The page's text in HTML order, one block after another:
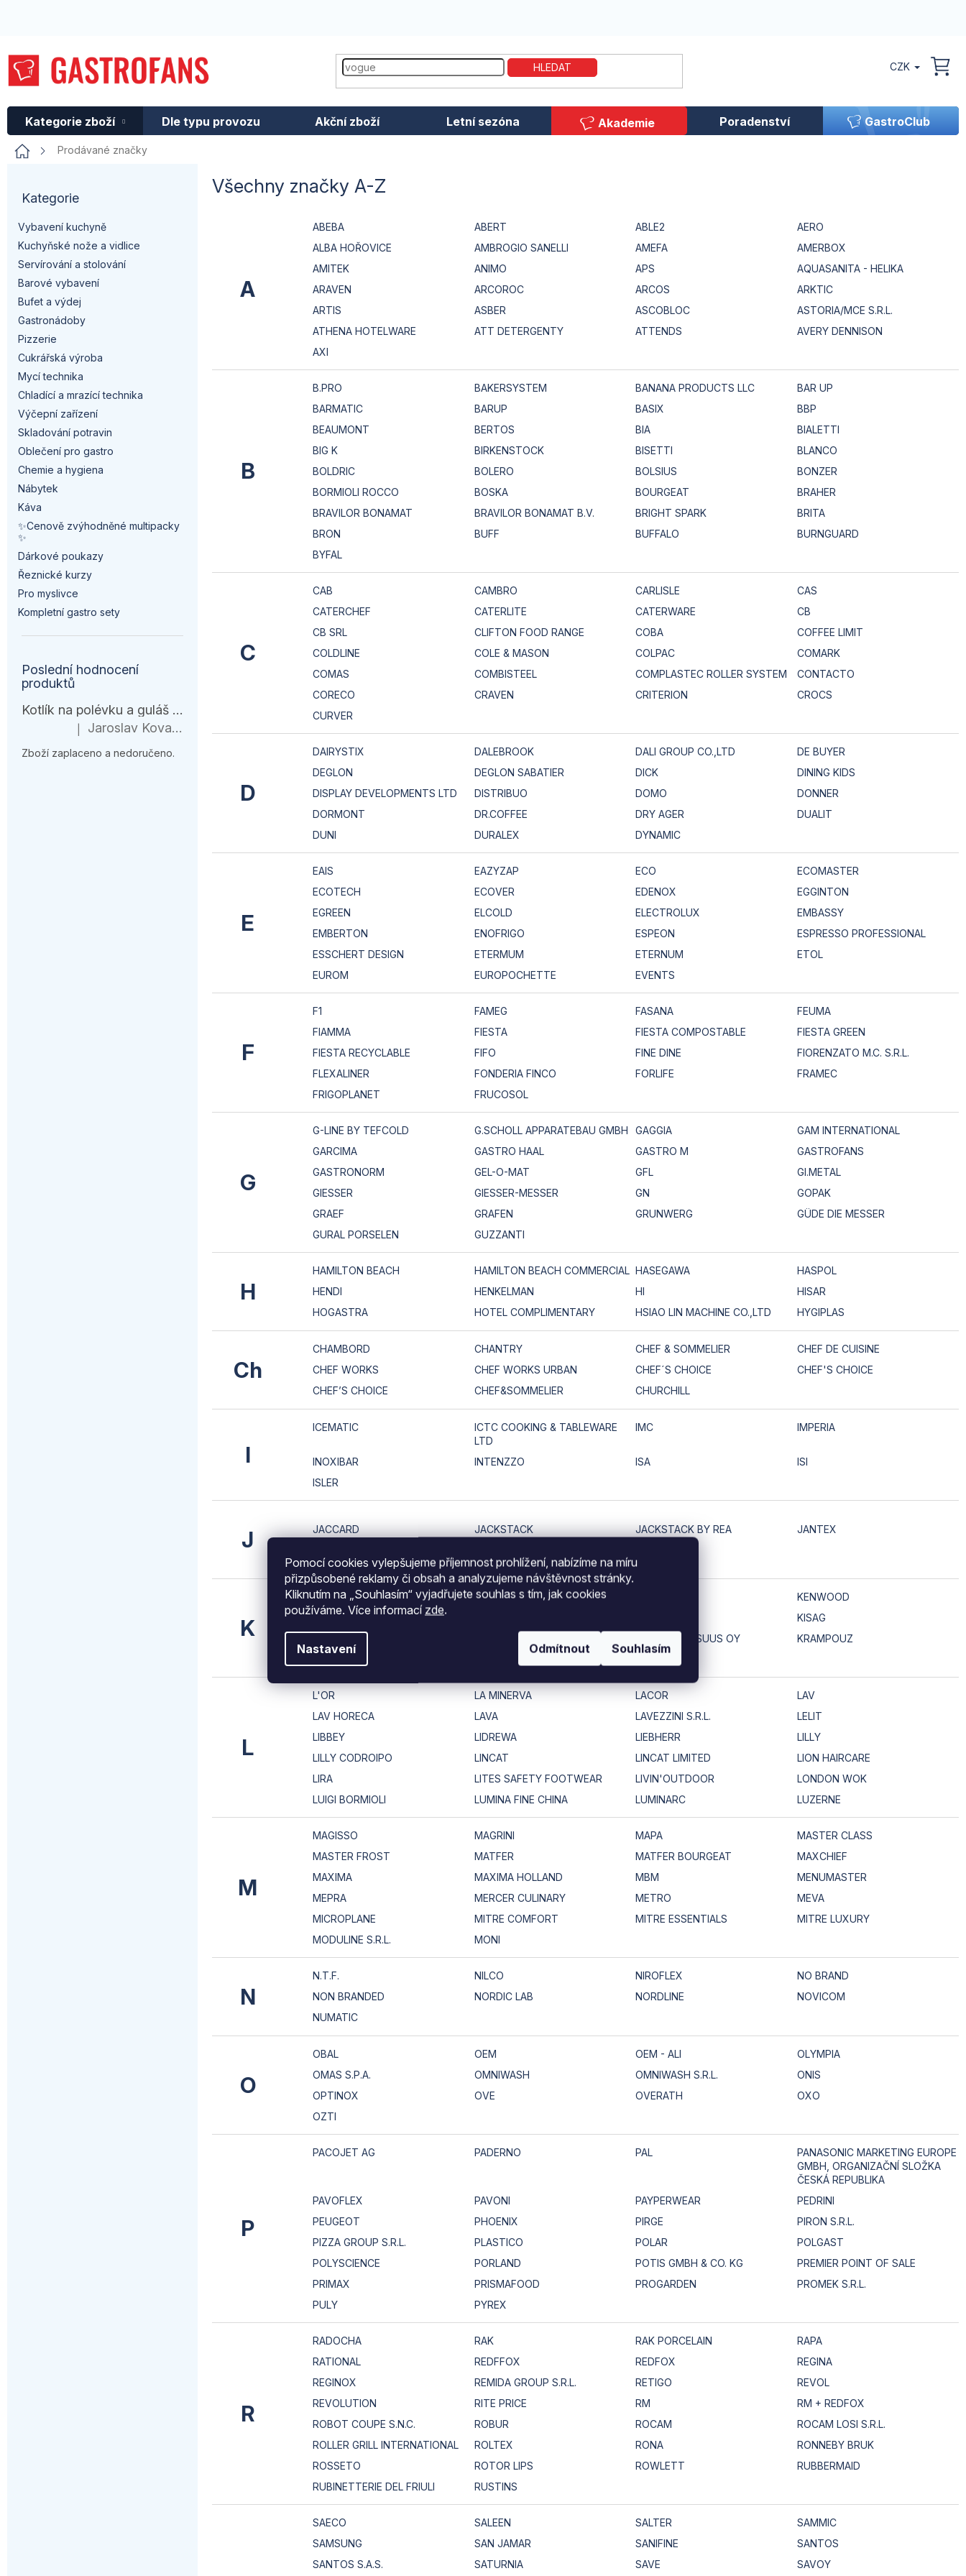
Pomocí cookies vylepšujeme příjemnost prohlížení, nabízíme na míru
přizpůsobené reklamy či obsah a analyzujeme návštěvnost stránky.
Kliknutím na „Souhlasím“ vyjadřujete souhlas s tím, jak cookies
používáme. Více informací zde.
Nastavení Odmítnout Souhlasím
HLEDAT CZK
Kategorie zboží
Dle typu provozu Akční zboží Letní sezóna Akademie Poradenství GastroClub
Domů Prodávané značky
Přeskočit
Kategorie
Vybavení kuchyně
Kuchyňské nože a vidlice
Servírování a stolování
Barové vybavení
Bufet a výdej
Gastronádoby
Pizzerie
Cukrářská výroba
Mycí technika
Chladící a mrazící technika
Výčepní zařízení
Skladování potravin
Oblečení pro gastro
Chemie a hygiena
Nábytek
Káva
✨Cenově zvýhodněné multipacky
✨
Dárkové poukazy
Řeznické kurzy
Pro myslivce
Kompletní gastro sety
Poslední hodnocení
produktů
Kotlík na polévku a guláš 10 l – černá várnice s ohřívačem
Hodnocení produktu je 1 z 5 hvězdiček.
Jaroslav Kovanda
Zboží zaplaceno a nedoručeno.
Všechny značky A-Z
A
ABEBA ABERT ABLE2
AERO
ALBA HOŘOVICE
AMBROGIO SANELLI AMEFA
AMERBOX
AMITEK
ANIMO APS
AQUASANITA - HELIKA
ARAVEN
ARCOROC ARCOS
ARKTIC
ARTIS
ASBER ASCOBLOC
ASTORIA/MCE S.R.L.
ATHENA HOTELWARE
ATT DETERGENTY ATTENDS
AVERY DENNISON
AXI
B
B.PRO BAKERSYSTEM BANANA PRODUCTS LLC
BAR UP
BARMATIC
BARUP BASIX
BBP
BEAUMONT
BERTOS BIA
BIALETTI
BIG K
BIRKENSTOCK BISETTI
BLANCO
BOLDRIC
BOLERO BOLSIUS
BONZER
BORMIOLI ROCCO
BOSKA BOURGEAT
BRAHER
BRAVILOR BONAMAT
BRAVILOR BONAMAT B.V. BRIGHT SPARK
BRITA
BRON
BUFF BUFFALO
BURNGUARD
BYFAL
C
CAB CAMBRO CARLISLE
CAS
CATERCHEF
CATERLITE CATERWARE
CB
CB SRL
CLIFTON FOOD RANGE COBA
COFFEE LIMIT
COLDLINE
COLE & MASON COLPAC
COMARK
COMAS
COMBISTEEL COMPLASTEC ROLLER SYSTEM
CONTACTO
CORECO
CRAVEN CRITERION
CROCS
CURVER
D
DAIRYSTIX DALEBROOK DALI GROUP CO.,LTD
DE BUYER
DEGLON
DEGLON SABATIER DICK
DINING KIDS
DISPLAY DEVELOPMENTS LTD
DISTRIBUO DOMO
DONNER
DORMONT
DR.COFFEE DRY AGER
DUALIT
DUNI
DURALEX DYNAMIC
E
EAIS EAZYZAP ECO
ECOMASTER
ECOTECH
ECOVER EDENOX
EGGINTON
EGREEN
ELCOLD ELECTROLUX
EMBASSY
EMBERTON
ENOFRIGO ESPEON
ESPRESSO PROFESSIONAL
ESSCHERT DESIGN
ETERMUM ETERNUM
ETOL
EUROM
EUROPOCHETTE EVENTS
F
F1 FAMEG FASANA
FEUMA
FIAMMA
FIESTA FIESTA COMPOSTABLE
FIESTA GREEN
FIESTA RECYCLABLE
FIFO FINE DINE
FIORENZATO M.C. S.R.L.
FLEXALINER
FONDERIA FINCO FORLIFE
FRAMEC
FRIGOPLANET
FRUCOSOL
G
G-LINE BY TEFCOLD G.SCHOLL APPARATEBAU GMBH GAGGIA
GAM INTERNATIONAL
GARCIMA
GASTRO HAAL GASTRO M
GASTROFANS
GASTRONORM
GEL-O-MAT GFL
GI.METAL
GIESSER
GIESSER-MESSER GN
GOPAK
GRAEF
GRAFEN GRUNWERG
GÜDE DIE MESSER
GURAL PORSELEN
GUZZANTI
H
HAMILTON BEACH HAMILTON BEACH COMMERCIAL HASEGAWA
HASPOL
HENDI
HENKELMAN HI
HISAR
HOGASTRA
HOTEL COMPLIMENTARY HSIAO LIN MACHINE CO.,LTD HYGIPLAS
Ch
CHAMBORD CHANTRY CHEF & SOMMELIER
CHEF DE CUISINE
CHEF WORKS
CHEF WORKS URBAN CHEF´S CHOICE
CHEF'S CHOICE
CHEF’S CHOICE
CHEF&SOMMELIER CHURCHILL
I
ICEMATIC
ICTC COOKING & TABLEWARE
LTD
IMC IMPERIA
INOXIBAR INTENZZO ISA
ISI
ISLER
J JACCARD JACKSTACK JACKSTACK BY REA
JANTEX
K
KASUMI KAYSER
KENWOOD
KETER
KISAG
KITCHEN CRAFT
KONETEOLLISUUS OY
KRAMPOUZ
L
L'OR LA MINERVA LACOR
LAV
LAV HORECA
LAVA LAVEZZINI S.R.L.
LELIT
LIBBEY
LIDREWA LIEBHERR
LILLY
LILLY CODROIPO
LINCAT LINCAT LIMITED
LION HAIRCARE
LIRA
LITES SAFETY FOOTWEAR LIVIN'OUTDOOR
LONDON WOK
LUIGI BORMIOLI
LUMINA FINE CHINA LUMINARC LUZERNE
M
MAGISSO MAGRINI MAPA
MASTER CLASS
MASTER FROST
MATFER MATFER BOURGEAT
MAXCHIEF
MAXIMA
MAXIMA HOLLAND MBM
MENUMASTER
MEPRA
MERCER CULINARY METRO
MEVA
MICROPLANE
MITRE COMFORT MITRE ESSENTIALS
MITRE LUXURY
MODULINE S.R.L.
MONI
N
N.T.F. NILCO NIROFLEX
NO BRAND
NON BRANDED
NORDIC LAB NORDLINE
NOVICOM
NUMATIC
O
OBAL OEM OEM - ALI
OLYMPIA
OMAS S.P.A.
OMNIWASH OMNIWASH S.R.L.
ONIS
OPTINOX
OVE OVERATH
OXO
OZTI
P
PACOJET AG PADERNO PAL
PANASONIC MARKETING EUROPE
GMBH, ORGANIZAČNÍ SLOŽKA
ČESKÁ REPUBLIKA
PAVOFLEX
PAVONI PAYPERWEAR
PEDRINI
PEUGEOT
PHOENIX PIRGE
PIRON S.R.L.
PIZZA GROUP S.R.L.
PLASTICO POLAR
POLGAST
POLYSCIENCE
PORLAND POTIS GMBH & CO. KG
PREMIER POINT OF SALE
PRIMAX
PRISMAFOOD PROGARDEN
PROMEK S.R.L.
PULY
PYREX
R
RADOCHA RAK RAK PORCELAIN
RAPA
RATIONAL
REDFFOX REDFOX
REGINA
REGINOX
REMIDA GROUP S.R.L. RETIGO
REVOL
REVOLUTION
RITE PRICE RM
RM + REDFOX
ROBOT COUPE S.N.C.
ROBUR ROCAM
ROCAM LOSI S.R.L.
ROLLER GRILL INTERNATIONAL
ROLTEX RONA
RONNEBY BRUK
ROSSETO
ROTOR LIPS ROWLETT
RUBBERMAID
RUBINETTERIE DEL FRIULI
RUSTINS
SAECO SALEEN SALTER
SAMMIC
SAMSUNG
SAN JAMAR SANIFINE
SANTOS
SANTOS S.A.S.
SATURNIA SAVE SAVOY